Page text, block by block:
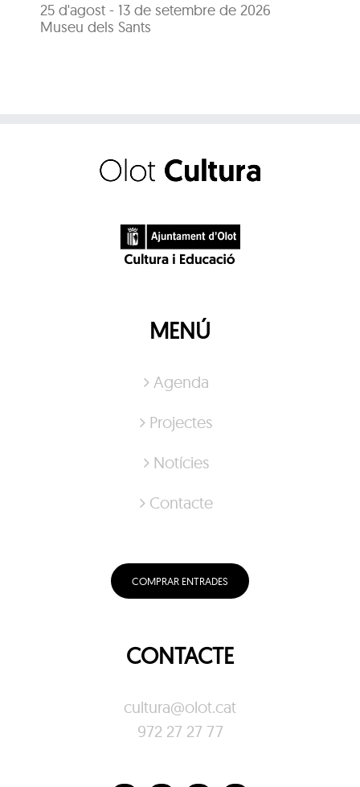
25 d'agost - 13 de setembre de 2026
Museu dels Sants
MENÚ
Agenda
Projectes
Notícies
Contacte
COMPRAR ENTRADES
CONTACTE
cultura@olot.cat
972 27 27 77